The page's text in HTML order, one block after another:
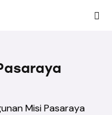
Misi Pasaraya